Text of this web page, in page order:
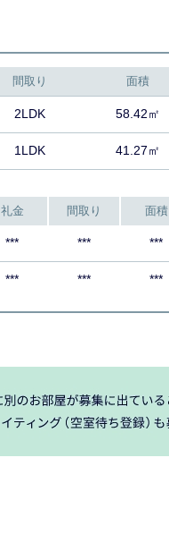
間取り 面積
2LDK 58.42㎡
1LDK 41.27㎡
礼金 間取り 面積
*** *** ***
*** *** ***